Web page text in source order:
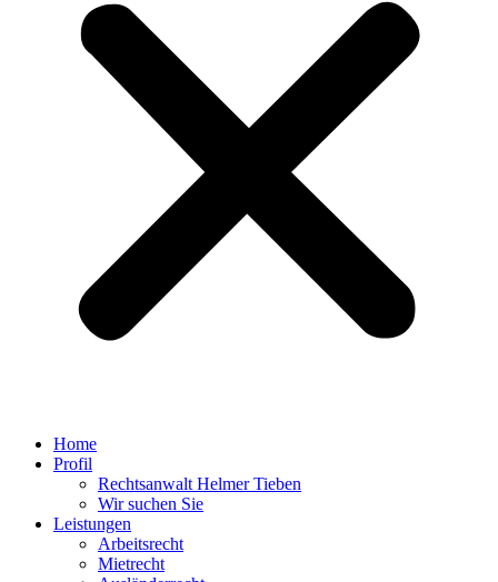
Home
Profil
Rechtsanwalt Helmer Tieben
Wir suchen Sie
Leistungen
Arbeitsrecht
Mietrecht